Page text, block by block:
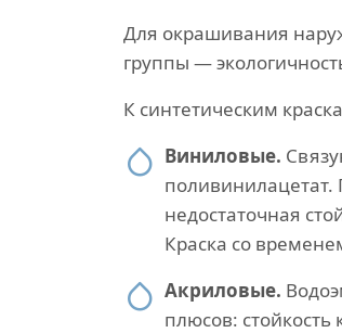
Для окрашивания
группы —
К синтетическим
Виниловые.
недостаточная
Краска со
Акриловые.
плюсов: